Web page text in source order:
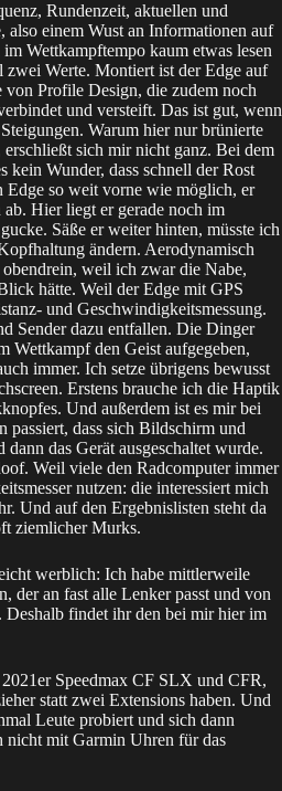
Rundenzeit, aktuellen und
also einem Wust an Informationen auf
Wettkampftempo kaum etwas lesen
zwei Werte. Montiert ist der Edge auf
Profile Design, die zudem noch
und versteift. Das ist gut, wenn
Warum hier nur brünierte
sich mir nicht ganz. Bei dem
kein Wunder, dass schnell der Rost
Edge so weit vorne wie möglich, er
Hier liegt er gerade noch im
Säße er weiter hinten, müsste ich
ändern. Aerodynamisch
weil ich zwar die Nabe,
hätte. Weil der Edge mit GPS
und Geschwindigkeitsmessung.
Sender dazu entfallen. Die Dinger
Wettkampf den Geist aufgegeben,
immer. Ich setze übrigens bewusst
Erstens brauche ich die Haptik
Und außerdem ist es mir bei
passiert, dass sich Bildschirm und
das Gerät ausgeschaltet wurde.
Weil viele den Radcomputer immer
nutzen: die interessiert mich
Und auf den Ergebnislisten steht da
ziemlicher Murks.
werblich: Ich habe mittlerweile
der an fast alle Lenker passt und von
Deshalb findet ihr den bei mirhierim
Speedmax CF SLX und CFR,
statt zwei Extensions haben. Und
Leute probiert und sich dann
nicht mit Garmin Uhren für das